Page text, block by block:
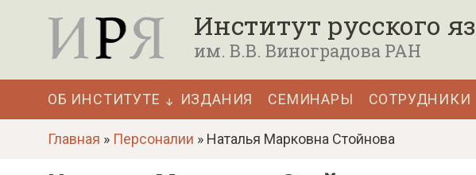
Институт русского
им. В.В. Виноградова РАН
Основная
навигация
ОБ ИНСТИТУТЕ ИЗДАНИЯ СЕМИНАРЫ СОТРУДНИКИ
Главная » Персоналии » Наталья Марковна Стойнова